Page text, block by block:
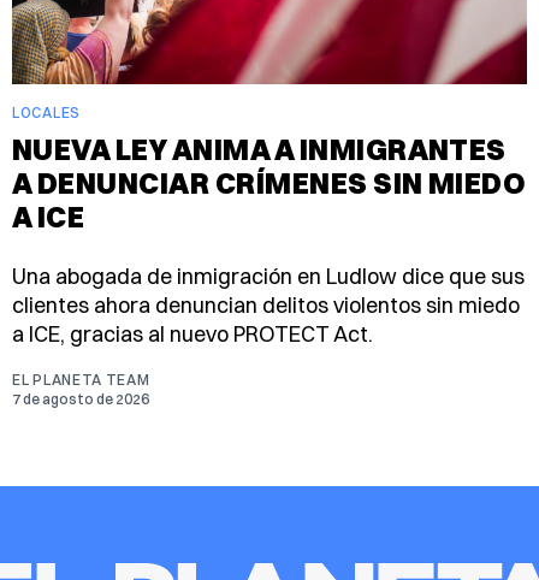
LOCALES
NUEVA LEY ANIMA A INMIGRANTES
A DENUNCIAR CRÍMENES SIN MIEDO
A ICE
Una abogada de inmigración en Ludlow dice que sus
clientes ahora denuncian delitos violentos sin miedo
a ICE, gracias al nuevo PROTECT Act.
EL PLANETA TEAM
7 de agosto de 2026